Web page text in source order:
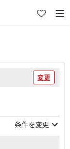
変更
条件を変更